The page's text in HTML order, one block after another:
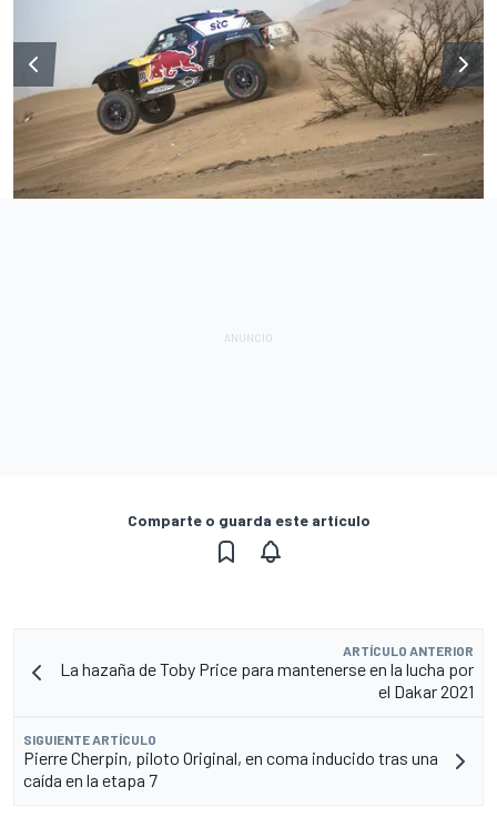
Comparte o guarda este artículo
ARTÍCULO ANTERIOR
La hazaña de Toby Price para mantenerse en la lucha por
el Dakar 2021
SIGUIENTE ARTÍCULO
Pierre Cherpin, piloto Original, en coma inducido tras una
caída en la etapa 7